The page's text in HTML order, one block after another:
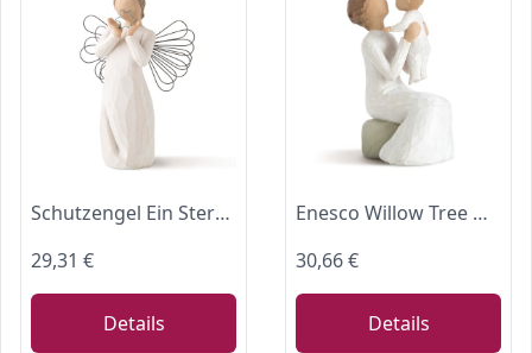
Schutzengel Ein Stern wacht über Dir / Bright Star von Willow Tree
29,31 €
Details
Enesco Willow Tree Grandmother Figurine
30,66 €
Details